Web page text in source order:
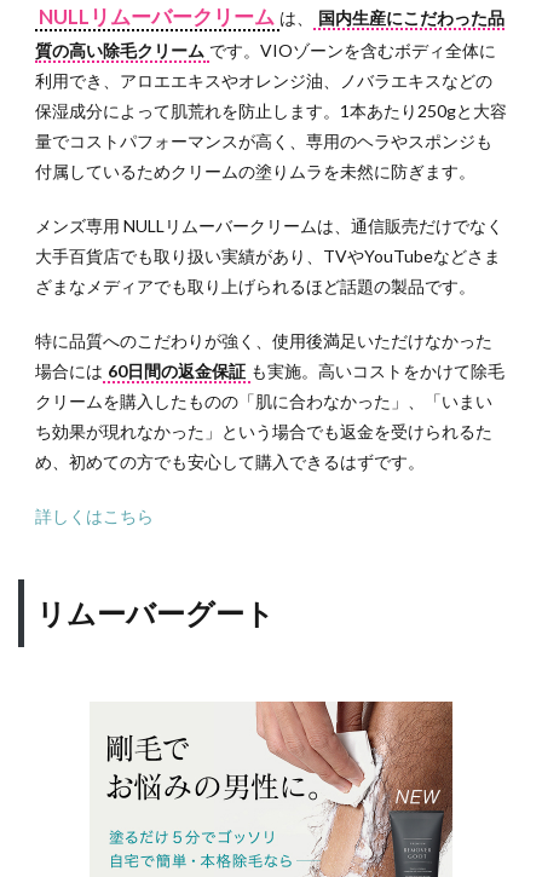
NULLリムーバークリーム は、
国内生産にこだわった品
質の高い除毛クリーム です。VIOゾーンを含むボディ全体に
利用でき、アロエエキスやオレンジ油、ノバラエキスなどの
保湿成分によって肌荒れを防止します。1本あたり250gと大容
量でコストパフォーマンスが高く、専用のヘラやスポンジも
付属しているためクリームの塗りムラを未然に防ぎます。
メンズ専用 NULLリムーバークリームは、通信販売だけでなく
大手百貨店でも取り扱い実績があり、TVやYouTubeなどさま
ざまなメディアでも取り上げられるほど話題の製品です。
特に品質へのこだわりが強く、使用後満足いただけなかった
場合には 60日間の返金保証 も実施。高いコストをかけて除毛
クリームを購入したものの「肌に合わなかった」、「いまい
ち効果が現れなかった」という場合でも返金を受けられるた
め、初めての方でも安心して購入できるはずです。
詳しくはこちら
リムーバーグート